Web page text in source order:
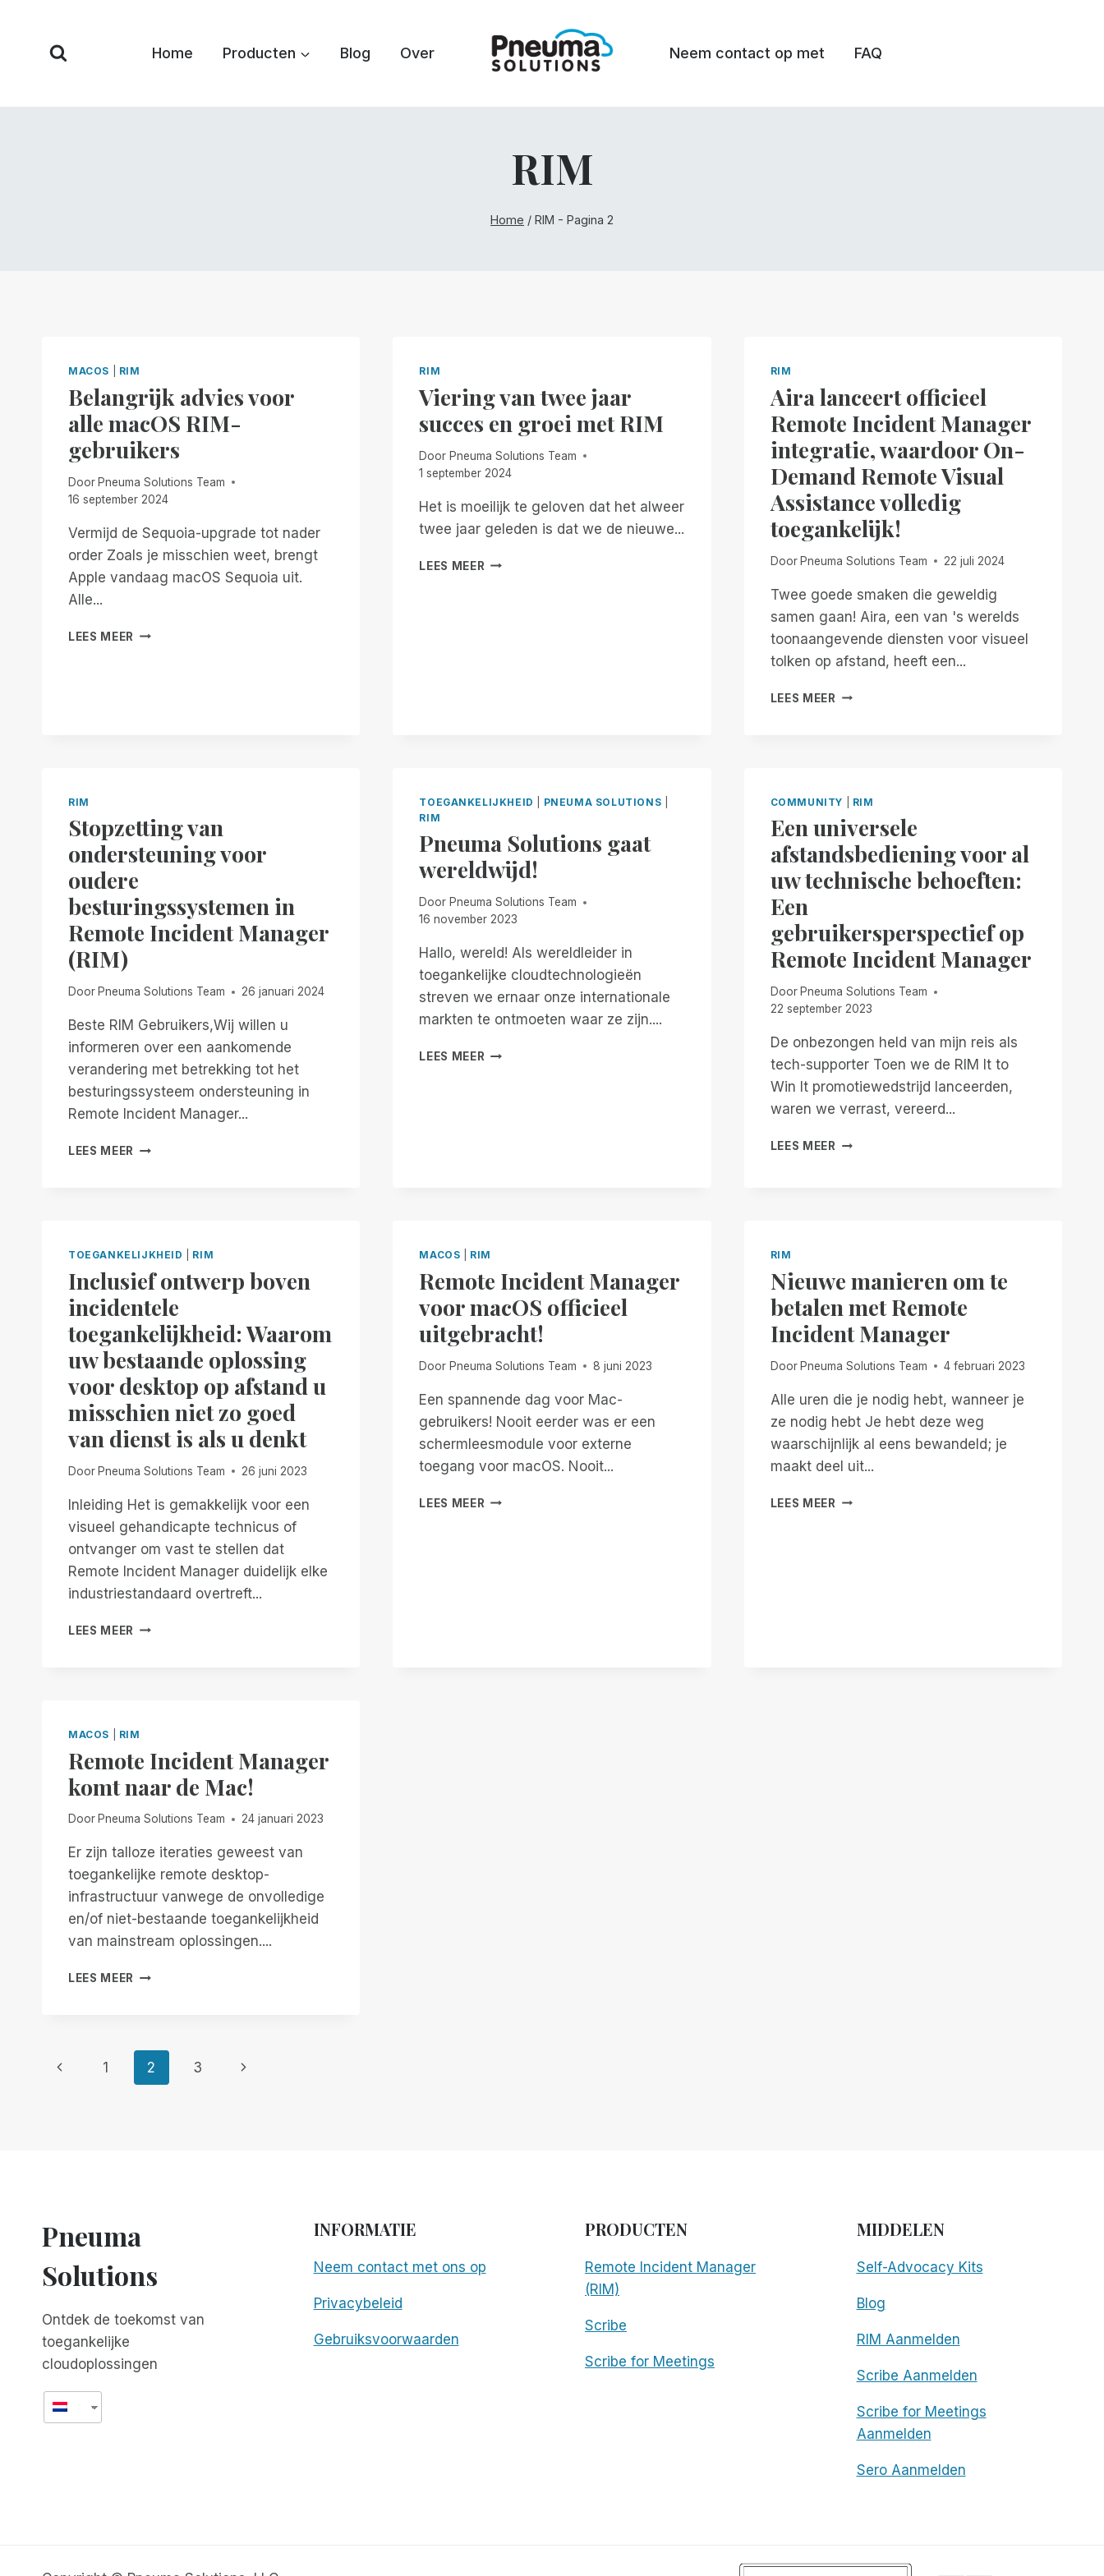
Home Producten Blog Over Neem contact op met FAQ
RIM
Home / RIM - Pagina 2
MACOS RIM
Belangrijk advies voor
alle macOS RIM-
gebruikers
DoorPneuma Solutions Team
16 september 2024
Vermijd de Sequoia-upgrade tot nader
order Zoals je misschien weet, brengt
Apple vandaag macOS Sequoia uit.
Alle...
LEES MEER BELANGRIJK
RIM
Viering van twee jaar
succes en groei met RIM
Door Pneuma Solutions Team
1 september 2024
Het is moeilijk te geloven dat het alweer
twee jaar geleden is dat we de nieuwe...
LEES MEER VIERING
RIM
Aira lanceert officieel
Remote Incident Manager
integratie, waardoor On-
Demand Remote Visual
Assistance volledig
toegankelijk!
Door Pneuma Solutions Team 22 juli 2024
Twee goede smaken die geweldig
samen gaan! Aira, een van 's werelds
toonaangevende diensten voor visueel
tolken op afstand, heeft een...
LEES MEER AIRA
INTEGRATIE,
ON-
DEMAND
REMOTE
VISUAL
TOEGANKELIJK!
RIM
Stopzetting van
ondersteuning voor
oudere
besturingssystemen in
Remote Incident Manager
(RIM)
Door Pneuma Solutions Team 26 januari 2024
Beste RIM Gebruikers,Wij willen u
informeren over een aankomende
verandering met betrekking tot het
besturingssysteem ondersteuning in
Remote Incident Manager...
LEES MEER STOPZETTING
IN
INCIDENT
MANAGER
(RIM)
TOEGANKELIJKHEID PNEUMA SOLUTIONS
RIM
Pneuma Solutions gaat
wereldwijd!
Door Pneuma Solutions Team
16 november 2023
Hallo, wereld! Als wereldleider in
toegankelijke cloudtechnologieën
streven we ernaar onze internationale
markten te ontmoeten waar ze zijn....
LEES MEER PNEUMA
COMMUNITY RIM
Een universele
afstandsbediening voor al
uw technische behoeften:
Een
gebruikersperspectief op
Remote Incident Manager
Door Pneuma Solutions Team
22 september 2023
De onbezongen held van mijn reis als
tech-supporter Toen we de RIM It to
Win It promotiewedstrijd lanceerden,
waren we verrast, vereerd...
LEES MEER EEN
EEN
OP
REMOTE
MANAGER
TOEGANKELIJKHEID RIM
Inclusief ontwerp boven
incidentele
toegankelijkheid: Waarom
uw bestaande oplossing
voor desktop op afstand u
misschien niet zo goed
van dienst is als u denkt
DoorPneuma Solutions Team 26 juni 2023
Inleiding Het is gemakkelijk voor een
visueel gehandicapte technicus of
ontvanger om vast te stellen dat
Remote Incident Manager duidelijk elke
industriestandaard overtreft...
LEES MEER INCLUSIEF
UW
OPLOSSING
VOOR
DESKTOP
OP
U
MISSCHIEN
NIET
ZO
GOED
VAN
MACOS RIM
Remote Incident Manager
voor macOS officieel
uitgebracht!
Door Pneuma Solutions Team 8 juni 2023
Een spannende dag voor Mac-
gebruikers! Nooit eerder was er een
schermleesmodule voor externe
toegang voor macOS. Nooit...
LEES MEER REMOTE
RIM
Nieuwe manieren om te
betalen met Remote
Incident Manager
Door Pneuma Solutions Team 4 februari 2023
Alle uren die je nodig hebt, wanneer je
ze nodig hebt Je hebt deze weg
waarschijnlijk al eens bewandeld; je
maakt deel uit...
LEES MEER NIEUWE
MACOS RIM
Remote Incident Manager
komt naar de Mac!
Door Pneuma Solutions Team 24 januari 2023
Er zijn talloze iteraties geweest van
toegankelijke remote desktop-
infrastructuur vanwege de onvolledige
en/of niet-bestaande toegankelijkheid
van mainstream oplossingen....
LEES MEER REMOTE
DE
Paginanavigatie
Vorige
1 2 3
Volgende
Pneuma
Solutions
Ontdek de toekomst van
toegankelijke
cloudoplossingen
INFORMATIE
Neem contact met ons op
Privacybeleid
Gebruiksvoorwaarden
PRODUCTEN
Remote Incident Manager
(RIM)
Scribe
Scribe for Meetings
MIDDELEN
Self-Advocacy Kits
Blog
RIM Aanmelden
Scribe Aanmelden
Scribe for Meetings
Aanmelden
Sero Aanmelden